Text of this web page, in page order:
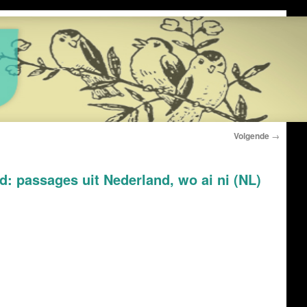
Volgende →
passages uit Nederland, wo ai ni (NL)